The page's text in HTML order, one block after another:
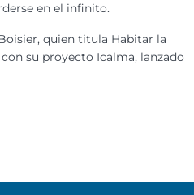
en el infinito.
quien titula Habitar la
su proyecto Icalma, lanzado